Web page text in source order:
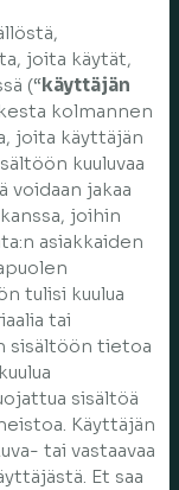
joita käytät,
(“käyttäjän
kolmannen
joita käyttäjän
kuuluvaa
voidaan jakaa
joihin
asiakkaiden
tulisi kuulua
tai
sisältöön tietoa
sisältöä
Käyttäjän
tai vastaavaa
Et saa